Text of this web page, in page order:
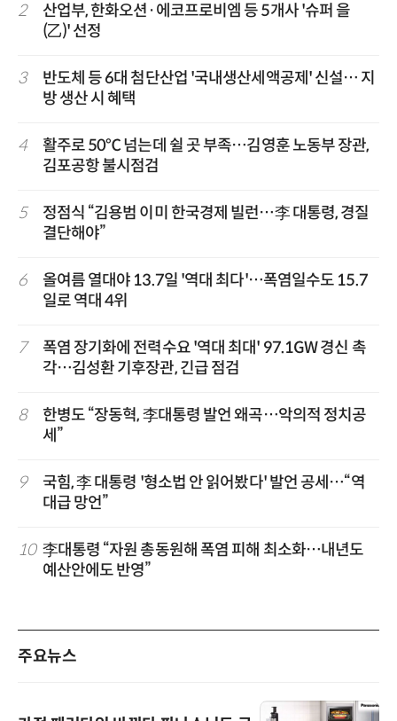
2
산업부, 한화오션·에코프로비엠 등 5개사 '슈퍼 을
(乙)' 선정
3
반도체 등 6대 첨단산업 '국내생산세액공제' 신설… 지
방 생산 시 혜택
4
활주로 50℃ 넘는데 쉴 곳 부족…김영훈 노동부 장관,
김포공항 불시점검
5
정점식 “김용범 이미 한국경제 빌런…李 대통령, 경질
결단해야”
6
올여름 열대야 13.7일 '역대 최다'…폭염일수도 15.7
일로 역대 4위
7
폭염 장기화에 전력수요 '역대 최대' 97.1GW 경신 촉
각…김성환 기후장관, 긴급 점검
8
한병도 “장동혁, 李대통령 발언 왜곡…악의적 정치공
세”
9
국힘, 李 대통령 '형소법 안 읽어봤다' 발언 공세…“역
대급 망언”
10 李대통령 “자원 총동원해 폭염 피해 최소화…내년도
예산안에도 반영”
주요뉴스